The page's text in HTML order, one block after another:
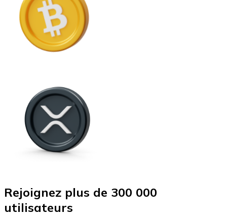
Rejoignez plus de 300 000
utilisateurs